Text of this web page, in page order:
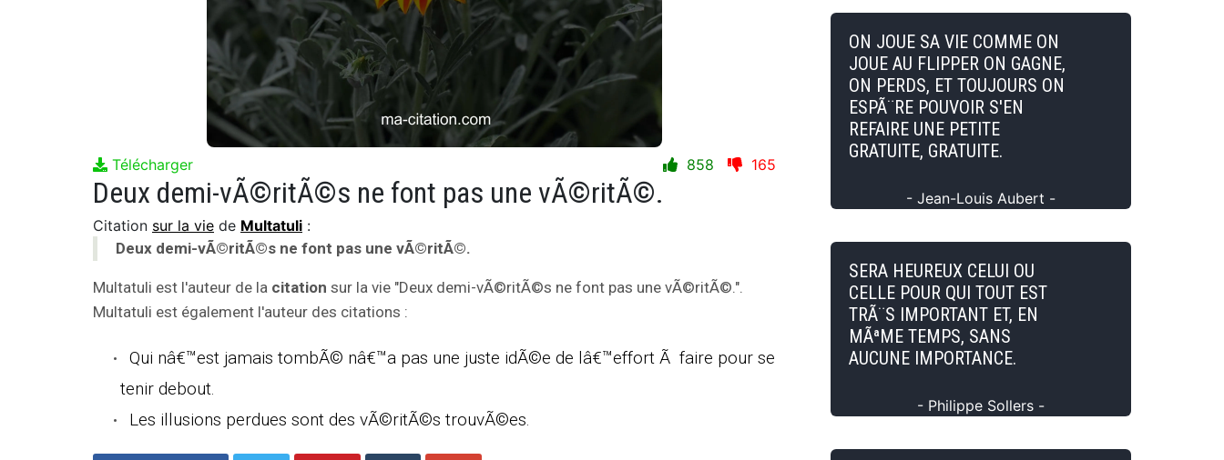
Télécharger 858 165
Deux demi-vÃ©ritÃ©s ne font pas une vÃ©ritÃ©.
Citation sur la vie de Multatuli :
Deux demi-vÃ©ritÃ©s ne font pas une vÃ©ritÃ©.
Multatuli est l'auteur de la citation sur la vie "Deux demi-vÃ©ritÃ©s ne font pas une vÃ©ritÃ©.".
Multatuli est également l'auteur des citations :
Qui nâ€™est jamais tombÃ© nâ€™a pas une juste idÃ©e de lâ€™effort Ã faire pour se
tenir debout.
Les illusions perdues sont des vÃ©ritÃ©s trouvÃ©es.
ON JOUE SA VIE COMME ON
JOUE AU FLIPPER ON GAGNE,
ON PERDS, ET TOUJOURS ON
ESPÃ¨RE POUVOIR S'EN
REFAIRE UNE PETITE
GRATUITE, GRATUITE.
- Jean-Louis Aubert -
SERA HEUREUX CELUI OU
CELLE POUR QUI TOUT EST
TRÃ¨S IMPORTANT ET, EN
MÃªME TEMPS, SANS
AUCUNE IMPORTANCE.
- Philippe Sollers -